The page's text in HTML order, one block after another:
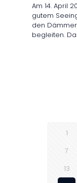
Am 14. April
gutem
den
begleiten.
1
7
13